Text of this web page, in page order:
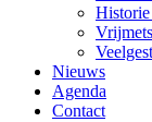
Nieuws
Agenda
Contact